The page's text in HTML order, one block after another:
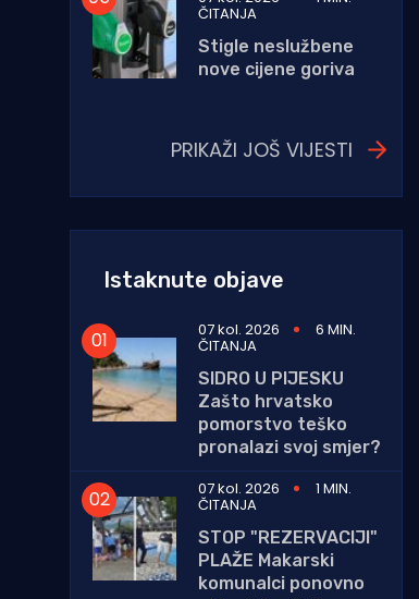
ČITANJA
Stigle neslužbene
nove cijene goriva
PRIKAŽI JOŠ VIJESTI
Istaknute objave
07 kol. 2026 6 MIN.
ČITANJA
SIDRO U PIJESKU
Zašto hrvatsko
pomorstvo teško
pronalazi svoj smjer?
07 kol. 2026
1 MIN.
ČITANJA
STOP "REZERVACIJI"
PLAŽE Makarski
komunalci ponovno